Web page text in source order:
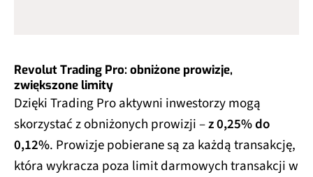
Revolut Trading Pro: obniżone prowizje,
zwiększone limity
Dzięki Trading Pro aktywni inwestorzy mogą
skorzystać z obniżonych prowizji –z 0,25% do
0,12%. Prowizje pobierane są za każdą transakcję,
która wykracza poza limit darmowych transakcji w